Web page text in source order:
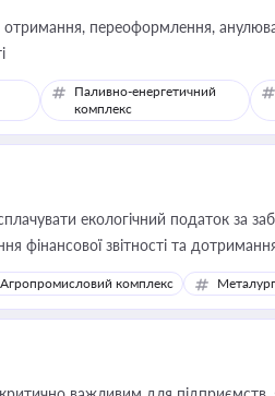
переоформлення,
Паливно-енергетичний
комплекс
екологічний податок за
фінансової звітності та
Агропромисловий комплекс